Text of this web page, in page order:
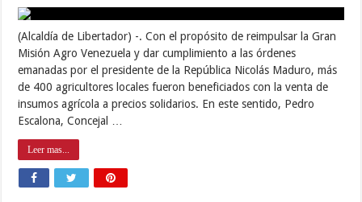
(Alcaldía de Libertador) -. Con el propósito de reimpulsar la Gran
Misión Agro Venezuela y dar cumplimiento a las órdenes
emanadas por el presidente de la República Nicolás Maduro, más
de 400 agricultores locales fueron beneficiados con la venta de
insumos agrícola a precios solidarios. En este sentido, Pedro
Escalona, Concejal …
Leer mas...